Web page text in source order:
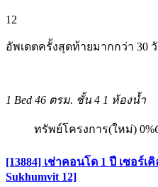
12
อัพเดตครั้งสุดท้ายมากกว่า 30
1 Bed 46 ตรม. ชั้น 4 1 ห้องน้ำ
ทรัพย์โครงการ(ใหม่) 0%
[13884] เช่าคอนโด 1 ปี เซอร์เ
Sukhumvit 12]